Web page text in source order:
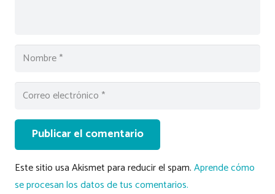
Publicar el comentario
Este sitio usa Akismet para reducir el spam.Aprende cómo
se procesan los datos de tus comentarios.